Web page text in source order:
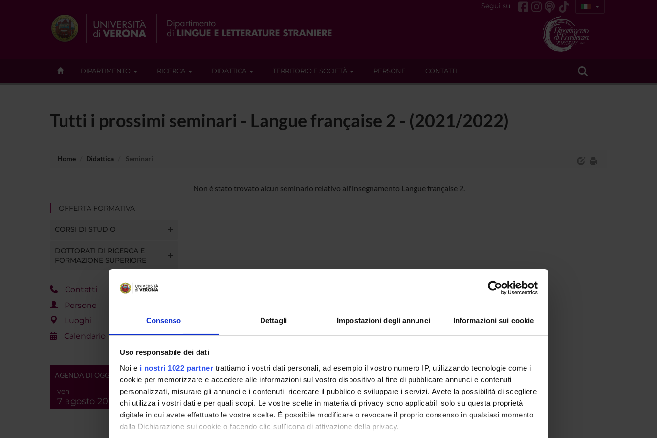
Consenso Dettagli Impostazioni degli annunci Informazioni sui cookie
Uso responsabile dei dati
Noi e i nostri 1022 partner trattiamo i vostri dati personali, ad esempio il vostro numero IP, utilizzando tecnologie come i
cookie per memorizzare e accedere alle informazioni sul vostro dispositivo al fine di pubblicare annunci e contenuti
personalizzati, misurare gli annunci e i contenuti, ricercare il pubblico e sviluppare i servizi. Avete la possibilità di scegliere
chi utilizza i vostri dati e per quali scopi. Le vostre scelte in materia di privacy sono applicabili solo su questa proprietà
digitale in cui avete effettuato le vostre scelte. È possibile modificare o revocare il proprio consenso in qualsiasi momento
dalla Dichiarazione sui cookie o facendo clic sull'icona di attivazione della privacy.
Segui su
DIPARTIMENTO RICERCA DIDATTICA TERRITORIO E SOCIETÀ PERSONE CONTATTI
Tutti i prossimi seminari - Langue française 2 - (2021/2022)
Home Didattica Seminari
OFFERTA FORMATIVA
CORSI DI STUDIO
DOTTORATI DI RICERCA E
FORMAZIONE SUPERIORE
Contatti
Persone
Luoghi
Calendario
AGENDA DI OGGI
ven
7 agosto 2026
Non è stato trovato alcun seminario relativo all'insegnamento Langue française 2.